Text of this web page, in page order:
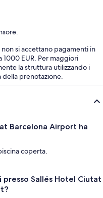
si accettano pagamenti in
EUR. Per maggiori
la struttura utilizzando i
prenotazione.
Barcelona Airport ha
coperta.
Sallés Hotel Ciutat